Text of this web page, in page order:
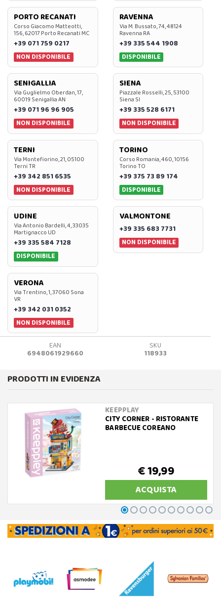
PORTO RECANATI
Corso Giacomo Matteotti,
156, 62017 Porto Recanati MC
+39 071 759 0217
NON DISPONIBILE
RAVENNA
Via M. Bussato, 74, 48124
Ravenna RA
+39 335 544 1908
DISPONIBILE
SENIGALLIA
Via Guglielmo Oberdan, 17,
60019 Senigallia AN
+39 071 96 96 905
NON DISPONIBILE
SIENA
Piazzale Rosselli, 25, 53100
Siena SI
+39 335 528 6171
NON DISPONIBILE
TERNI
Via Montefiorino, 21, 05100
Terni TR
+39 342 851 6535
NON DISPONIBILE
TORINO
Corso Romania, 460, 10156
Torino TO
+39 375 73 89 174
DISPONIBILE
UDINE
Via Antonio Bardelli, 4, 33035
Martignacco UD
+39 335 584 7128
DISPONIBILE
VALMONTONE
+39 335 683 7731
NON DISPONIBILE
VERONA
Via Trentino, 1, 37060 Sona
VR
+39 342 031 0352
NON DISPONIBILE
EAN
6948061929660
SKU
118933
PRODOTTI IN EVIDENZA
KEEPPLAY
CITY CORNER - RISTORANTE
BARBECUE COREANO
€ 19,99
ACQUISTA